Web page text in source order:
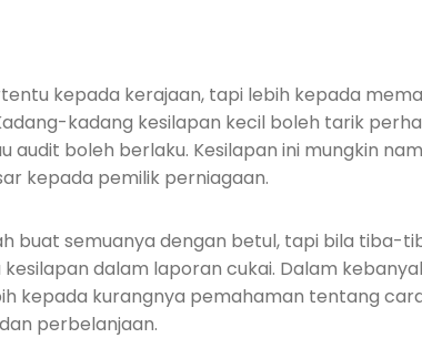
kepada kerajaan, tapi lebih kepada
kadang kesilapan kecil boleh tarik
audit boleh berlaku. Kesilapan ini mungkin
kepada pemilik perniagaan.
buat semuanya dengan betul, tapi bila tiba-
dalam laporan cukai. Dalam
kepada kurangnya pemahaman tentang
perbelanjaan.